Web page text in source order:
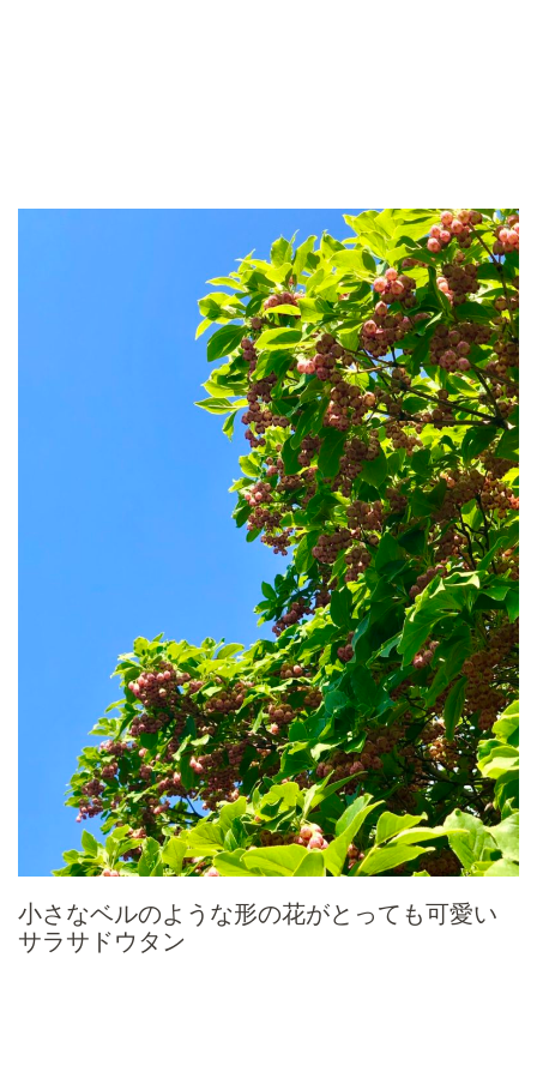
小さなベルのような形の花がとっても可愛い
サラサドウタン